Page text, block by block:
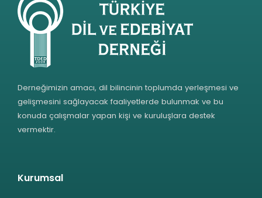
Derneğimizin amacı, dil bilincinin toplumda yerleşmesi ve
gelişmesini sağlayacak faaliyetlerde bulunmak ve bu
konuda çalışmalar yapan kişi ve kuruluşlara destek
vermektir.
Kurumsal